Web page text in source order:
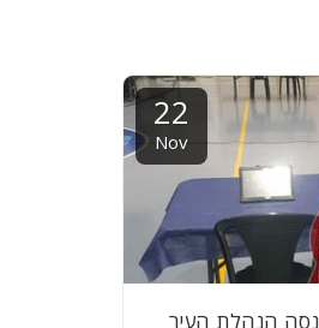
22
Nov
הנהלת העיר